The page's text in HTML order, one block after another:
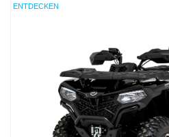
ENTDECKEN